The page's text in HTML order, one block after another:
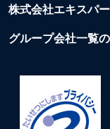
株式会社エキスパ
グループ会社一覧